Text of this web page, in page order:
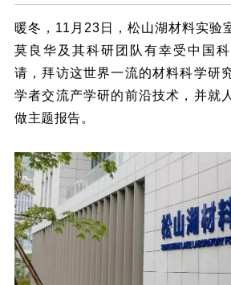
暖冬，11月23日，松山湖材料实验
莫良华及其科研团队有幸受中国
请，拜访这世界一流的材料科学研
学者交流产学研的前沿技术，并就
做主题报告。